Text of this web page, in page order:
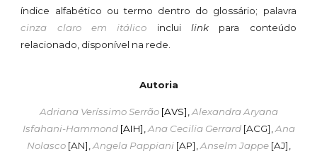
índice alfabético ou termo dentro do glossário; palavra
cinza claro em itálico
inclui linkpara conteúdo
relacionado, disponível na rede.
Autoria
Adriana Veríssimo Serrão[AVS], Alexandra Aryana
Isfahani-Hammond[AIH], Ana Cecilia Gerrard[ACG], Ana
Nolasco[AN], Angela Pappiani[AP], Anselm Jappe[AJ],